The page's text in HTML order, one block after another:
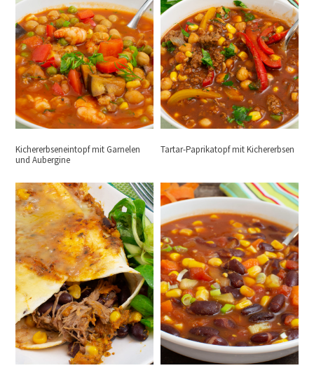
Kichererbseneintopf mit Garnelen
und Aubergine
Tartar-Paprikatopf mit Kichererbsen